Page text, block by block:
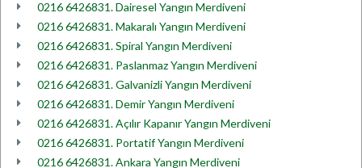
0216 6426831. Dairesel Yangın Merdiveni
0216 6426831. Makaralı Yangın Merdiveni
0216 6426831. Spiral Yangın Merdiveni
0216 6426831. Paslanmaz Yangın Merdiveni
0216 6426831. Galvanizli Yangın Merdiveni
0216 6426831. Demir Yangın Merdiveni
0216 6426831. Açılır Kapanır Yangın Merdiveni
0216 6426831. Portatif Yangın Merdiveni
0216 6426831. Ankara Yangın Merdiveni